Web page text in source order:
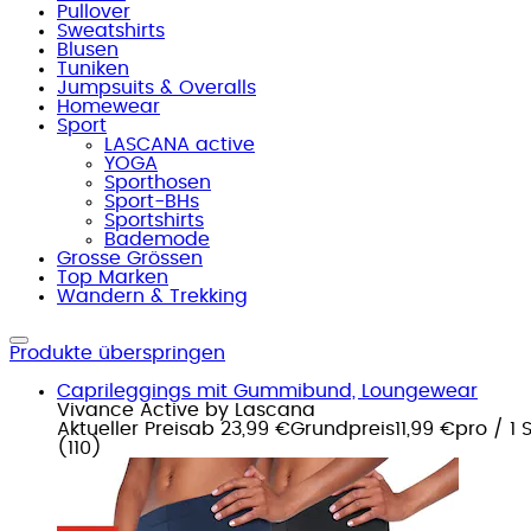
Pullover
Sweatshirts
Blusen
Tuniken
Jumpsuits & Overalls
Homewear
Sport
LASCANA active
YOGA
Sporthosen
Sport-BHs
Sportshirts
Bademode
Grosse Grössen
Top Marken
Wandern & Trekking
Produkte überspringen
Caprileggings mit Gummibund, Loungewear
Vivance Active by Lascana
Aktueller Preisab 23,99 €Grundpreis11,99 €pro / 1
( 110 )